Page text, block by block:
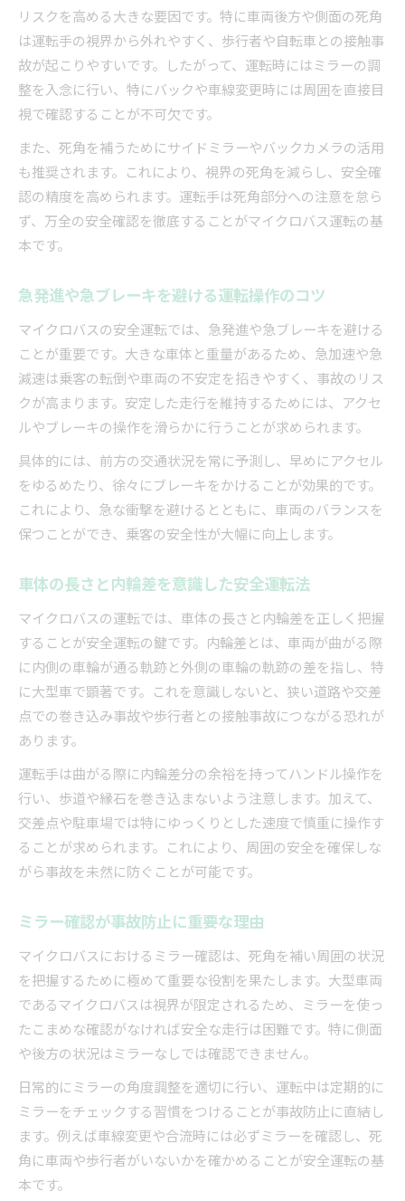
リスクを高める大きな要因です。特に車両後方や側面の死角
は運転手の視界から外れやすく、歩行者や自転車との接触事
故が起こりやすいです。したがって、運転時にはミラーの調
整を入念に行い、特にバックや車線変更時には周囲を直接目
視で確認することが不可欠です。
また、死角を補うためにサイドミラーやバックカメラの活用
も推奨されます。これにより、視界の死角を減らし、安全確
認の精度を高められます。運転手は死角部分への注意を怠ら
ず、万全の安全確認を徹底することがマイクロバス運転の基
本です。
急発進や急ブレーキを避ける運転操作のコツ
マイクロバスの安全運転では、急発進や急ブレーキを避ける
ことが重要です。大きな車体と重量があるため、急加速や急
減速は乗客の転倒や車両の不安定を招きやすく、事故のリス
クが高まります。安定した走行を維持するためには、アクセ
ルやブレーキの操作を滑らかに行うことが求められます。
具体的には、前方の交通状況を常に予測し、早めにアクセル
をゆるめたり、徐々にブレーキをかけることが効果的です。
これにより、急な衝撃を避けるとともに、車両のバランスを
保つことができ、乗客の安全性が大幅に向上します。
車体の長さと内輪差を意識した安全運転法
マイクロバスの運転では、車体の長さと内輪差を正しく把握
することが安全運転の鍵です。内輪差とは、車両が曲がる際
に内側の車輪が通る軌跡と外側の車輪の軌跡の差を指し、特
に大型車で顕著です。これを意識しないと、狭い道路や交差
点での巻き込み事故や歩行者との接触事故につながる恐れが
あります。
運転手は曲がる際に内輪差分の余裕を持ってハンドル操作を
行い、歩道や縁石を巻き込まないよう注意します。加えて、
交差点や駐車場では特にゆっくりとした速度で慎重に操作す
ることが求められます。これにより、周囲の安全を確保しな
がら事故を未然に防ぐことが可能です。
ミラー確認が事故防止に重要な理由
マイクロバスにおけるミラー確認は、死角を補い周囲の状況
を把握するために極めて重要な役割を果たします。大型車両
であるマイクロバスは視界が限定されるため、ミラーを使っ
たこまめな確認がなければ安全な走行は困難です。特に側面
や後方の状況はミラーなしでは確認できません。
日常的にミラーの角度調整を適切に行い、運転中は定期的に
ミラーをチェックする習慣をつけることが事故防止に直結し
ます。例えば車線変更や合流時には必ずミラーを確認し、死
角に車両や歩行者がいないかを確かめることが安全運転の基
本です。